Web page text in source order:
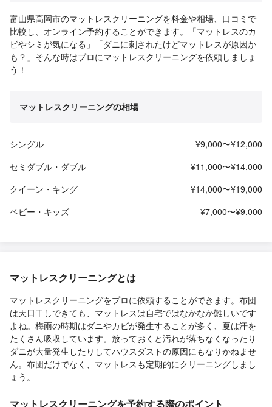
富山県高岡市のマットレスクリーニングを料金や相場、口コミで
比較し、オンライン予約することができます。「マットレスのカ
ビやシミが気になる」「ダニに刺されたけどマットレスが原因か
も？」そんな時はプロにマットレスクリーニングを依頼しましょ
う！
マットレスクリーニングの相場
シングル
¥9,000〜¥12,000
セミダブル・ダブル
¥11,000〜¥14,000
クイーン・キング
¥14,000〜¥19,000
ベビー・キッズ
¥7,000〜¥9,000
マットレスクリーニングとは
マットレスクリーニングをプロに依頼することができます。布団
は天日干しできても、マットレスは自宅ではなかなか難しいです
よね。梅雨の時期はダニやカビが発生することが多く、夏は汗を
たくさん吸収しています。放っておくと汚れが落ちなくなったり
ダニが大量発生したりしてハウスダストの原因にもなりかねませ
ん。布団だけでなく、マットレスも定期的にクリーニングしまし
ょう。
マットレスクリーニングを予約する際のポイント